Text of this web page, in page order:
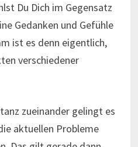
Du Dich im Gegensatz
Gedanken und Gefühle
ist es denn eigentlich,
verschiedener
zueinander gelingt es
aktuellen Probleme